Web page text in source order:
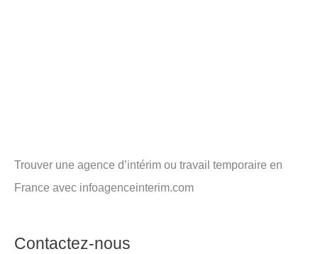
Trouver une agence d’intérim ou travail temporaire en
France avec infoagenceinterim.com
Contactez-nous